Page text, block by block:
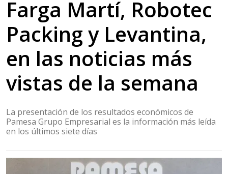
Farga Martí, Robotec
Packing y Levantina,
en las noticias más
vistas de la semana
La presentación de los resultados económicos de
Pamesa Grupo Empresarial es la información más leída
en los últimos siete días